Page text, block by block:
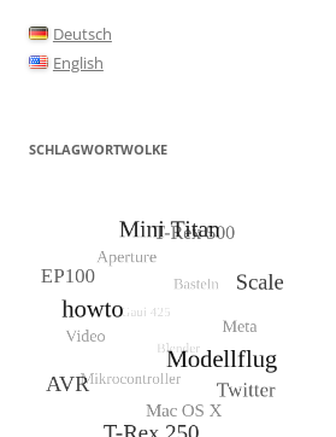
Deutsch
English
SCHLAGWORTWOLKE